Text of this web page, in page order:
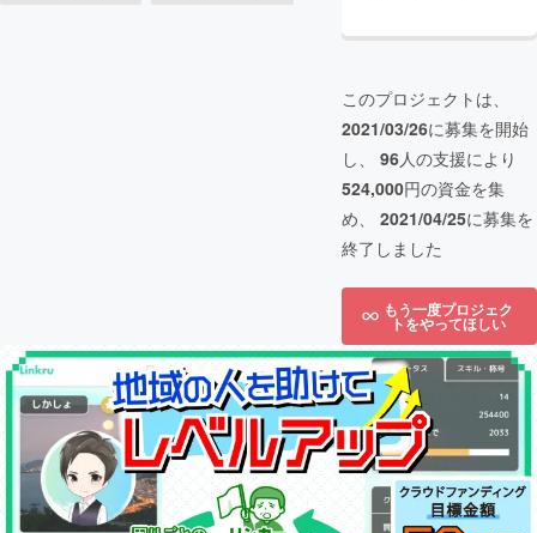
このプロジェクトは、
2021/03/26に募集を開始
し、 96人の支援により
524,000円の資金を集
め、 2021/04/25に募集を
終了しました
もう一度プロジェク
トをやってほしい